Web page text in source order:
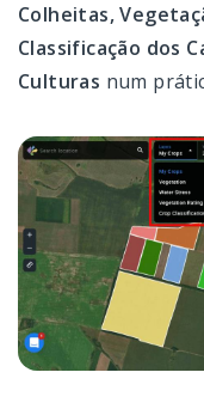
Colheitas,
Classificação dos
Culturas num